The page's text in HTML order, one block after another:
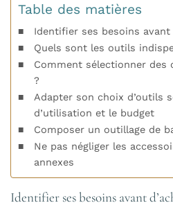
Table des matières
Identifier ses besoins avant
Quels sont les outils
Comment sélectionner des
?
Adapter son choix d’outils
d’utilisation et le budget
Composer un outillage de
Ne pas négliger les
annexes
Identifier ses besoins avant